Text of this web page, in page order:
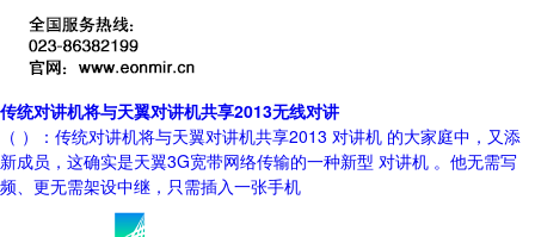
传统对讲机将与天翼对讲机共享2013无线对讲
（ ）：传统对讲机将与天翼对讲机共享2013 对讲机 的大家庭中，又添
新成员，这确实是天翼3G宽带网络传输的一种新型 对讲机 。他无需写
频、更无需架设中继，只需插入一张手机